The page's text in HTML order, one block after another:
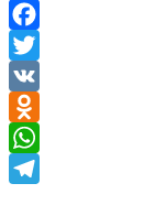
Facebook
Twitter
VK
Odnoklassniki
WhatsApp